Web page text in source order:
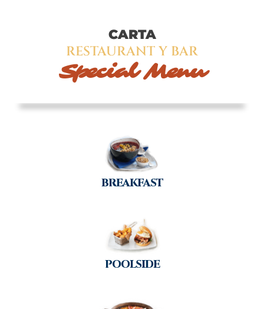
CARTA
RESTAURANT Y BAR
Special Menu
BREAKFAST
POOLSIDE